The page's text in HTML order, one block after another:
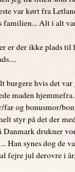
var kørt fra
familien... Alt i alt
er der ikke plads
burgere hvis det
maden
far og bonusmor/
styr på det der
drukner
Han synes dog de
fejre jul derovre i